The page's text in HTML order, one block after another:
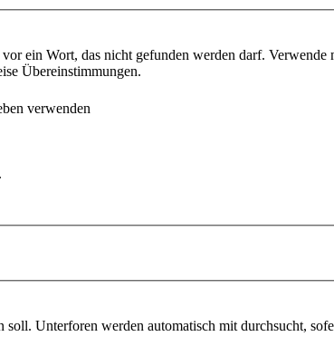
vor ein Wort, das nicht gefunden werden darf. Verwende
Übereinstimmungen.
verwenden
soll. Unterforen werden automatisch mit durchsucht,